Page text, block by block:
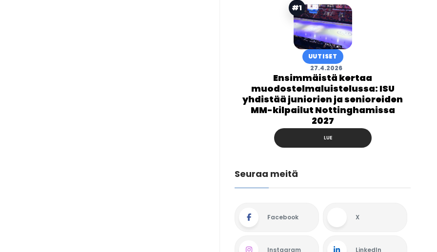
#1
UUTISET
27.4.2026
Ensimmäistä kertaa
muodostelmaluistelussa: ISU
yhdistää juniorien ja senioreiden
MM-kilpailut Nottinghamissa
2027
LUE
Seuraa meitä
Facebook X
Instagram LinkedIn